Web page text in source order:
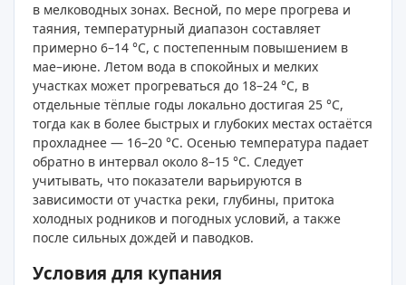
в мелководных зонах. Весной, по мере прогрева и
таяния, температурный диапазон составляет
примерно 6–14 °C, с постепенным повышением в
мае–июне. Летом вода в спокойных и мелких
участках может прогреваться до 18–24 °C, в
отдельные тёплые годы локально достигая 25 °C,
тогда как в более быстрых и глубоких местах остаётся
прохладнее — 16–20 °C. Осенью температура падает
обратно в интервал около 8–15 °C. Следует
учитывать, что показатели варьируются в
зависимости от участка реки, глубины, притока
холодных родников и погодных условий, а также
после сильных дождей и паводков.
Условия для купания